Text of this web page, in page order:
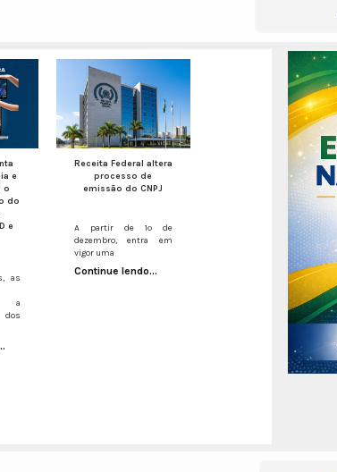
e
o
do
e
as
a
Receita Federal altera
processo de
emissão do CNPJ
A partir de 1º de
dezembro, entra em
vigor uma
Continue lendo...